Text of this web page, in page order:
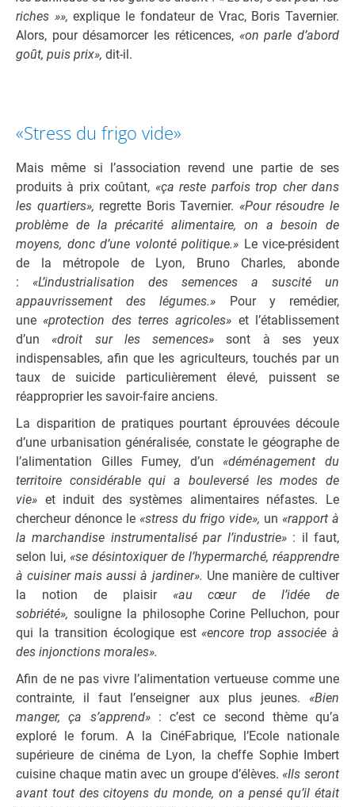
riches »»,explique le fondateur de Vrac, Boris Tavernier.
Alors, pour désamorcer les réticences, «on parle d’abord
goût, puis prix», dit-il.
«Stress du frigo vide»
Mais même si l’association revend une partie de ses
produits à prix coûtant, «ça reste parfois trop cher dans
les quartiers», regrette Boris Tavernier. «Pour résoudre le
problème de la précarité alimentaire, on a besoin de
moyens, donc d’une volonté politique.» Le vice-président
de la métropole de Lyon, Bruno Charles, abonde
: «L’industrialisation des semences a suscité un
appauvrissement des légumes.» Pour y remédier,
une «protection des terres agricoles» et l’établissement
d’un «droit sur les semences»sont à ses yeux
indispensables, afin que les agriculteurs, touchés par un
taux de suicide particulièrement élevé, puissent se
réapproprier les savoir-faire anciens.
La disparition de pratiques pourtant éprouvées découle
d’une urbanisation généralisée, constate le géographe de
l’alimentation Gilles Fumey, d’un «déménagement du
territoire considérable qui a bouleversé les modes de
vie» et induit des systèmes alimentaires néfastes. Le
chercheur dénonce le «stress du frigo vide», un «rapport à
la marchandise instrumentalisé par l’industrie»: il faut,
selon lui, «se désintoxiquer de l’hypermarché, réapprendre
à cuisiner mais aussi à jardiner». Une manière de cultiver
la notion de plaisir «au cœur de l’idée de
sobriété», souligne la philosophe Corine Pelluchon, pour
qui la transition écologique est «encore trop associée à
des injonctions morales».
Afin de ne pas vivre l’alimentation vertueuse comme une
contrainte, il faut l’enseigner aux plus jeunes. «Bien
manger, ça s’apprend»: c’est ce second thème qu’a
exploré le forum. A la CinéFabrique, l’Ecole nationale
supérieure de cinéma de Lyon, la cheffe Sophie Imbert
cuisine chaque matin avec un groupe d’élèves. «Ils seront
avant tout des citoyens du monde, on a pensé qu’il était